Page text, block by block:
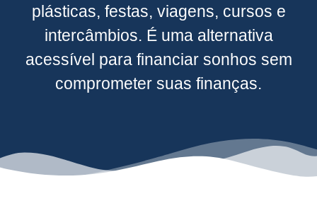
plásticas, festas, viagens, cursos e
intercâmbios. É uma alternativa
acessível para financiar sonhos sem
comprometer suas finanças.